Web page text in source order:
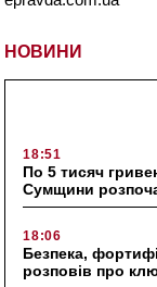
НОВИНИ
18:51
По 5 тисяч
Сумщини
18:06
Безпека,
розповів про